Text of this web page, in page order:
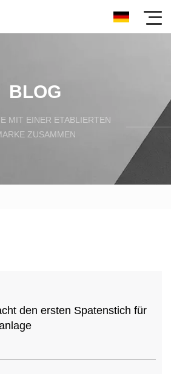
BLOG
MIT EINER ETABLIERTEN
ZUSAMMEN
den ersten Spatenstich für